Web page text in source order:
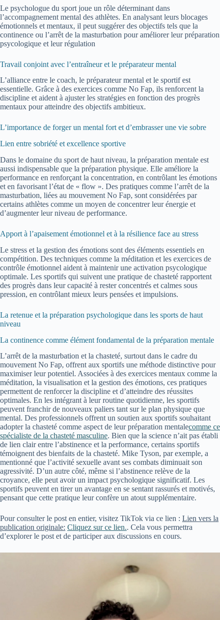
Le psychologue du sport joue un rôle déterminant dans
l’accompagnement mental des athlètes. En analysant leurs blocages
émotionnels et mentaux, il peut suggérer des objectifs tels que la
continence ou l’arrêt de la masturbation pour améliorer leur préparation
psycologique et leur régulation
Travail conjoint avec l’entraîneur et le préparateur mental
L’alliance entre le coach, le préparateur mental et le sportif est
essentielle. Grâce à des exercices comme No Fap, ils renforcent la
discipline et aident à ajuster les stratégies en fonction des progrès
mentaux pour atteindre des objectifs ambitieux.
L’importance de forger un mental fort et d’embrasser une vie sobre
Lien entre sobriété et excellence sportive
Dans le domaine du sport de haut niveau, la préparation mentale est
aussi indispensable que la préparation physique. Elle améliore la
performance en renforçant la concentration, en contrôlant les émotions
et en favorisant l’état de « flow ». Des pratiques comme l’arrêt de la
masturbation, liées au mouvement No Fap, sont considérées par
certains athlètes comme un moyen de concentrer leur énergie et
d’augmenter leur niveau de performance.
Apport à l’apaisement émotionnel et à la résilience face au stress
Le stress et la gestion des émotions sont des éléments essentiels en
compétition. Des techniques comme la méditation et les exercices de
contrôle émotionnel aident à maintenir une activation psycologique
optimale. Les sportifs qui suivent une pratique de chasteté rapportent
des progrès dans leur capacité à rester concentrés et calmes sous
pression, en contrôlant mieux leurs pensées et impulsions.
La retenue et la préparation psychologique dans les sports de haut
niveau
La continence comme élément fondamental de la préparation mentale
L’arrêt de la masturbation et la chasteté, surtout dans le cadre du
mouvement No Fap, offrent aux sportifs une méthode distinctive pour
maximiser leur potentiel. Associées à des exercices mentaux comme la
méditation, la visualisation et la gestion des émotions, ces pratiques
permettent de renforcer la discipline et d’atteindre des réussites
optimales. En les intégrant à leur routine quotidienne, les sportifs
peuvent franchir de nouveaux paliers tant sur le plan physique que
mental. Des professionnels offrent un soutien aux sportifs souhaitant
adopter la chasteté comme aspect de leur préparation mentalecomme ce
spécialiste de la chasteté masculine. Bien que la science n’ait pas établi
de lien clair entre l’abstinence et la performance, certains sportifs
témoignent des bienfaits de la chasteté. Mike Tyson, par exemple, a
mentionné que l’activité sexuelle avant ses combats diminuait son
agressivité. D’un autre côté, même si l’abstinence relève de la
croyance, elle peut avoir un impact psychologique significatif. Les
sportifs peuvent en tirer un avantage en se sentant rassurés et motivés,
pensant que cette pratique leur confère un atout supplémentaire.
Pour consulter le post en entier, visitez TikTok via ce lien : Lien vers la
publication originale: Cliquez sur ce lien.. Cela vous permettra
d’explorer le post et de participer aux discussions en cours.